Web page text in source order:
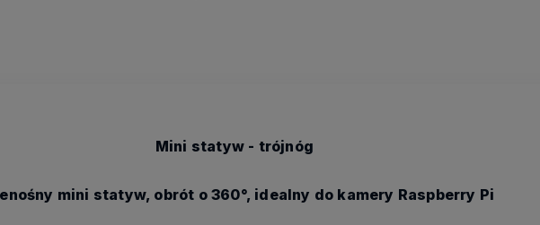
Mini statyw - trójnóg
mini statyw, obrót o 360°, idealny do kamery Raspberry Pi